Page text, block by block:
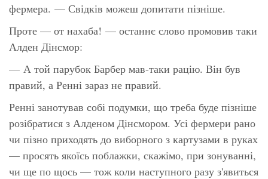
фермера. — Свідків можеш допитати пізніше.
Проте — от нахаба! — останнє слово промовив таки
Алден Дінсмор:
— А той парубок Барбер мав-таки рацію. Він був
правий, а Ренні зараз не правий.
Ренні занотував собі подумки, що треба буде пізніше
розібратися з Алденом Дінсмором. Усі фермери рано
чи пізно приходять до виборного з картузами в руках
— просять якоїсь поблажки, скажімо, при зонуванні,
чи ще по щось — тож коли наступного разу з'явиться